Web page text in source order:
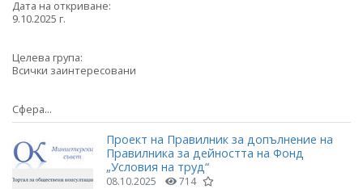
Дата на откриване:
9.10.2025 г.
Целева група:
Всички заинтересовани
Сфера...
Проект на Правилник за допълнение на
Правилника за дейността на Фонд
„Условия на труд“
08.10.2025 714